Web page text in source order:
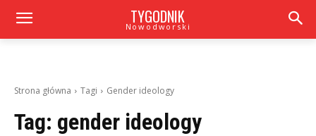
TYGODNIK
Nowodworski
Strona główna Tagi Gender ideology
Tag: gender ideology